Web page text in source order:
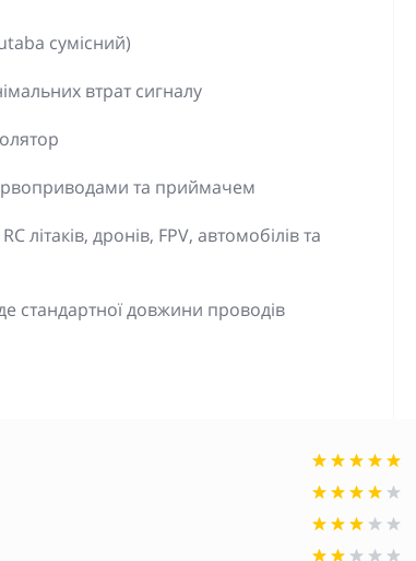
сумісний)
втрат сигналу
та приймачем
літаків, дронів, FPV, автомобілів та
стандартної довжини проводів